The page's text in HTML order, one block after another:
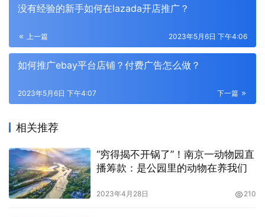
没有经验的新手如何在lazada开店推广？
上一篇 2023年5月6日 下午4:06
如何推广ebay平台店铺？付费广告怎么做？
下一篇
2023年5月6日 下午4:07
相关推荐
“穷得揭不开锅了”！南京一动物园直
播筹款：是公园里的动物在养我们
2023年4月28日 210